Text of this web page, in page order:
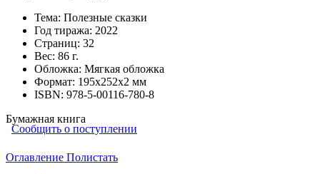
Тема: Полезные сказки
Год тиража: 2022
Страниц: 32
Вес: 86 г.
Обложка: Мягкая обложка
Формат: 195х252х2 мм
ISBN: 978-5-00116-780-8
Бумажная книга
Сообщить о поступлении
Оглавление Полистать